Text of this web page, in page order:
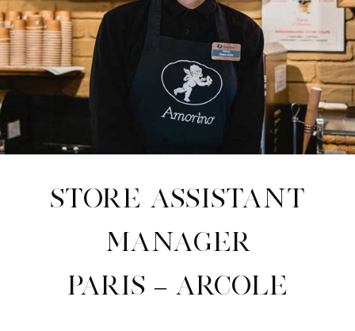
Store Assistant
Manager
Paris – Arcole